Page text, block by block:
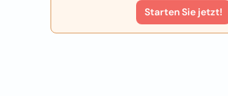
Starten Sie jetzt!